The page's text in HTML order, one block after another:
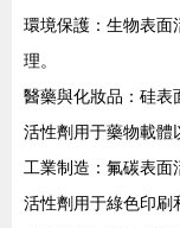
環境保護：生物表面
理。
醫藥與化妝品：硅表
活性劑用于藥物載體
工業制造：氟碳表
活性劑用于綠色印刷